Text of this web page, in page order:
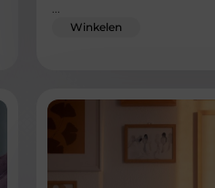
...
Winkelen